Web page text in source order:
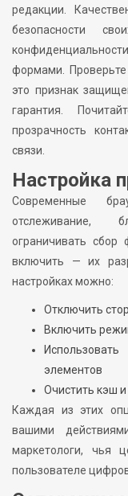
редакции.
безопасности
формами.
это признак
гарантия.
прозрачность
связи.
Настройка
Современные
отслеживание,
ограничивать сбор
включить — их
настройках можно:
Отключить
Включить
элементов
Очистить кэш
Каждая из этих
вашими
маркетологи, чья
пользователе